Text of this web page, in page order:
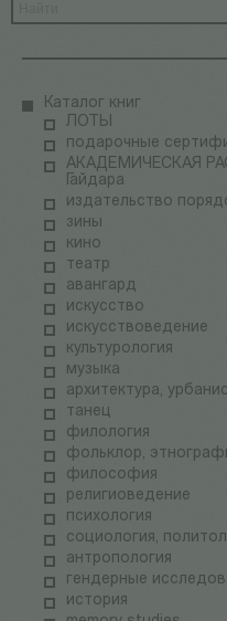
Каталог книг
ЛОТЫ
подарочные
АКАДЕМИЧЕСКАЯ
Гайдара
издательство
зины
кино
театр
авангард
искусство
искусствоведение
культурология
музыка
архитектура,
танец
филология
фольклор,
философия
религиоведение
психология
социология,
антропология
гендерные
история